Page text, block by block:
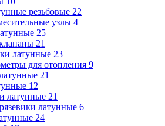
резьбовые 22
узлы 4
25
21
латунные 23
для отопления 9
21
12
латунные 21
латунные 6
24